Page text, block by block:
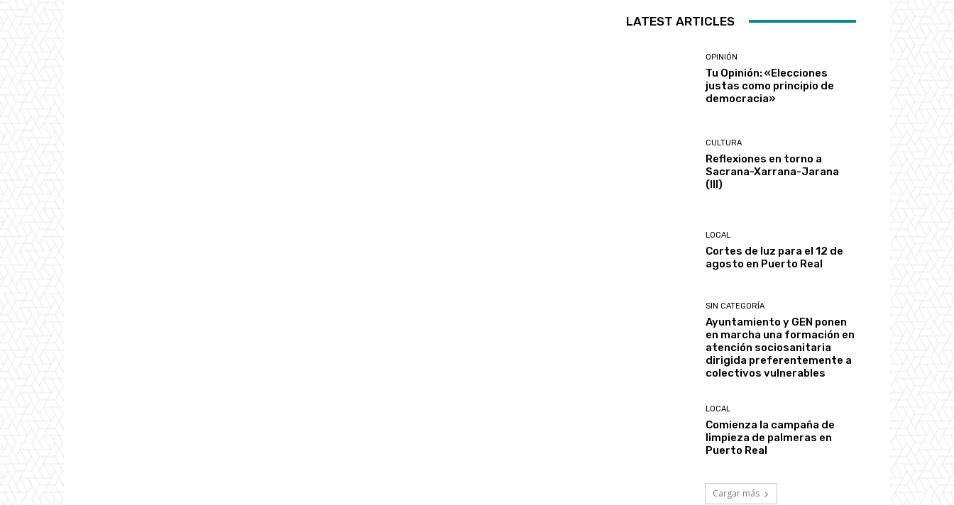
LATEST ARTICLES
OPINIÓN
Tu Opinión: «Elecciones
justas como principio de
democracia»
CULTURA
Reflexiones en torno a
Sacrana-Xarrana-Jarana
(III)
LOCAL
Cortes de luz para el 12 de
agosto en Puerto Real
SIN CATEGORÍA
Ayuntamiento y GEN ponen
en marcha una formación en
atención sociosanitaria
dirigida preferentemente a
colectivos vulnerables
LOCAL
Comienza la campaña de
limpieza de palmeras en
Puerto Real
Cargar más